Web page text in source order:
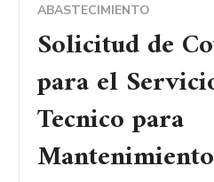
ABASTECIMIENTO
Solicitud de
para el
Tecnico para